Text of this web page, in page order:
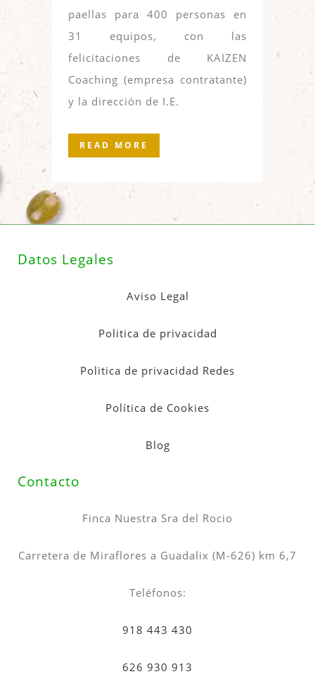
paellas para 400 personas en
31 equipos, con las
felicitaciones de KAIZEN
Coaching (empresa contratante)
y la dirección de I.E.
READ MORE
Datos Legales
Aviso Legal
Politica de privacidad
Politica de privacidad Redes
Política de Cookies
Blog
Contacto
Finca Nuestra Sra del Rocio
Carretera de Miraflores a Guadalix (M-626) km 6,7
Teléfonos:
918 443 430
626 930 913